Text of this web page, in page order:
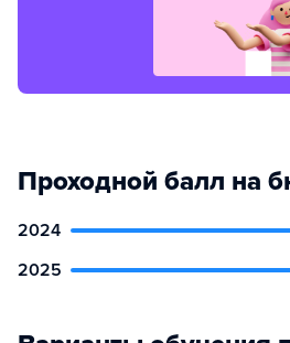
Проходной балл на
2024
2025